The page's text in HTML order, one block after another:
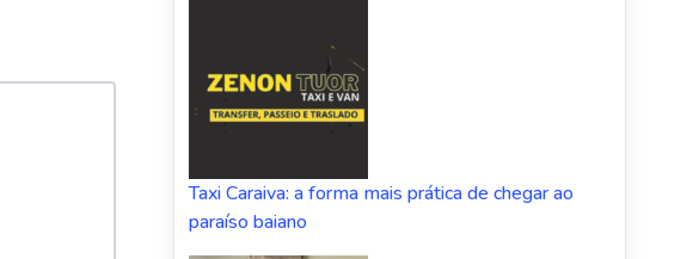
Taxi Caraiva: a forma mais prática de chegar ao
paraíso baiano